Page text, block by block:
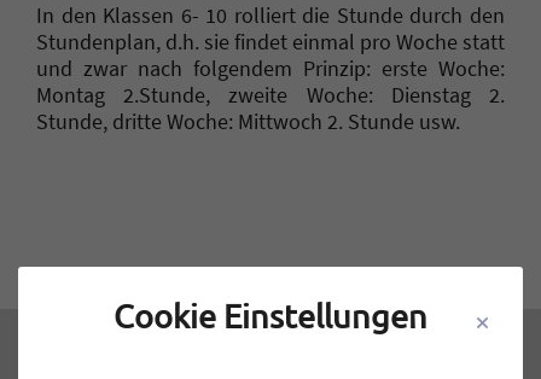
In den Klassen 6- 10 rolliert die Stunde durch den
Stundenplan, d.h. sie findet einmal pro Woche statt
und zwar nach folgendem Prinzip: erste Woche:
Montag 2.Stunde, zweite Woche: Dienstag 2.
Stunde, dritte Woche: Mittwoch 2. Stunde usw.
Cookie Einstellungen